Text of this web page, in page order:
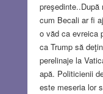
cum Becali ar fi
o văd ca evreica
ca Trump să
perelinaje la
apă. Politicienii
este meseria lor